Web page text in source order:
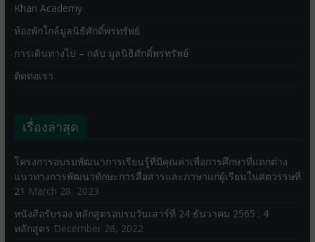
Khan Academy
ห้องพักใกล้มูลนิธิศักดิ์พรทรัพย์
การเดินทางไป – กลับ มูลนิธิศักดิ์พรทรัพย์
ติดต่อเรา
เรื่องล่าสุด
โครงการอบรมพัฒนาการเรียนรู้ที่มีคุณค่าเพื่อการศึกษาที่แตกต่าง
แนวทางการพัฒนาทักษะการสื่อสารและภาษาแก่ผู้เรียนในศตวรรษที่
21 March 28, 2023
หนังสือรับรอง หลักสูตรอบรมวันเสาร์ที่ 24 ธันวาคม 2565 : 4
หลักสูตร December 26, 2022